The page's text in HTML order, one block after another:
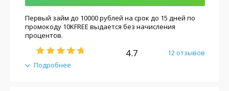
Подробнее
Первый займ до 10000 рублей на срок до 15 дней по
промокоду 10KFREE выдается без начисления
процентов.
4.7 12 отзывов